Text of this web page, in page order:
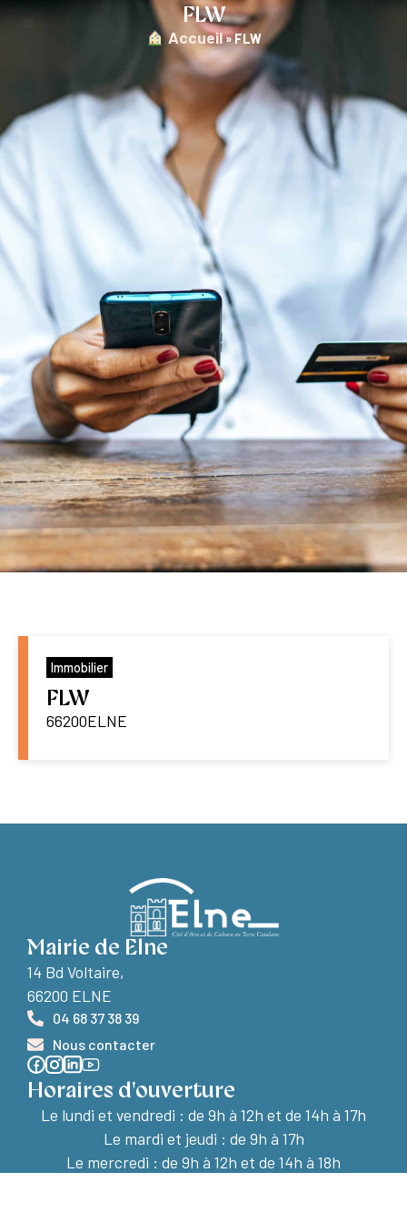
FLW
︎ Accueil»FLW
Immobilier
FLW
66200ELNE
Mairie de Elne
14 Bd Voltaire,
66200 ELNE
04 68 37 38 39
Nous contacter
Horaires d'ouverture
Le lundi et vendredi : de 9h à 12h et de 14h à 17h
Le mardi et jeudi : de 9h à 17h
Le mercredi : de 9h à 12h et de 14h à 18h